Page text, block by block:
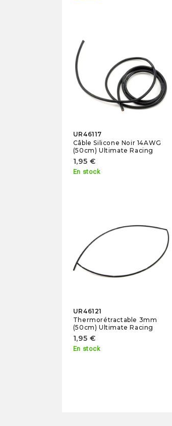
UR46117
Câble Silicone Noir 14AWG
(50cm) Ultimate Racing
1,95 €
En stock
UR46121
Thermorétractable 3mm
(50cm) Ultimate Racing
1,95 €
En stock